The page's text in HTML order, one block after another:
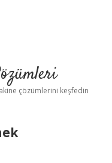
çözümlerini keşfedin